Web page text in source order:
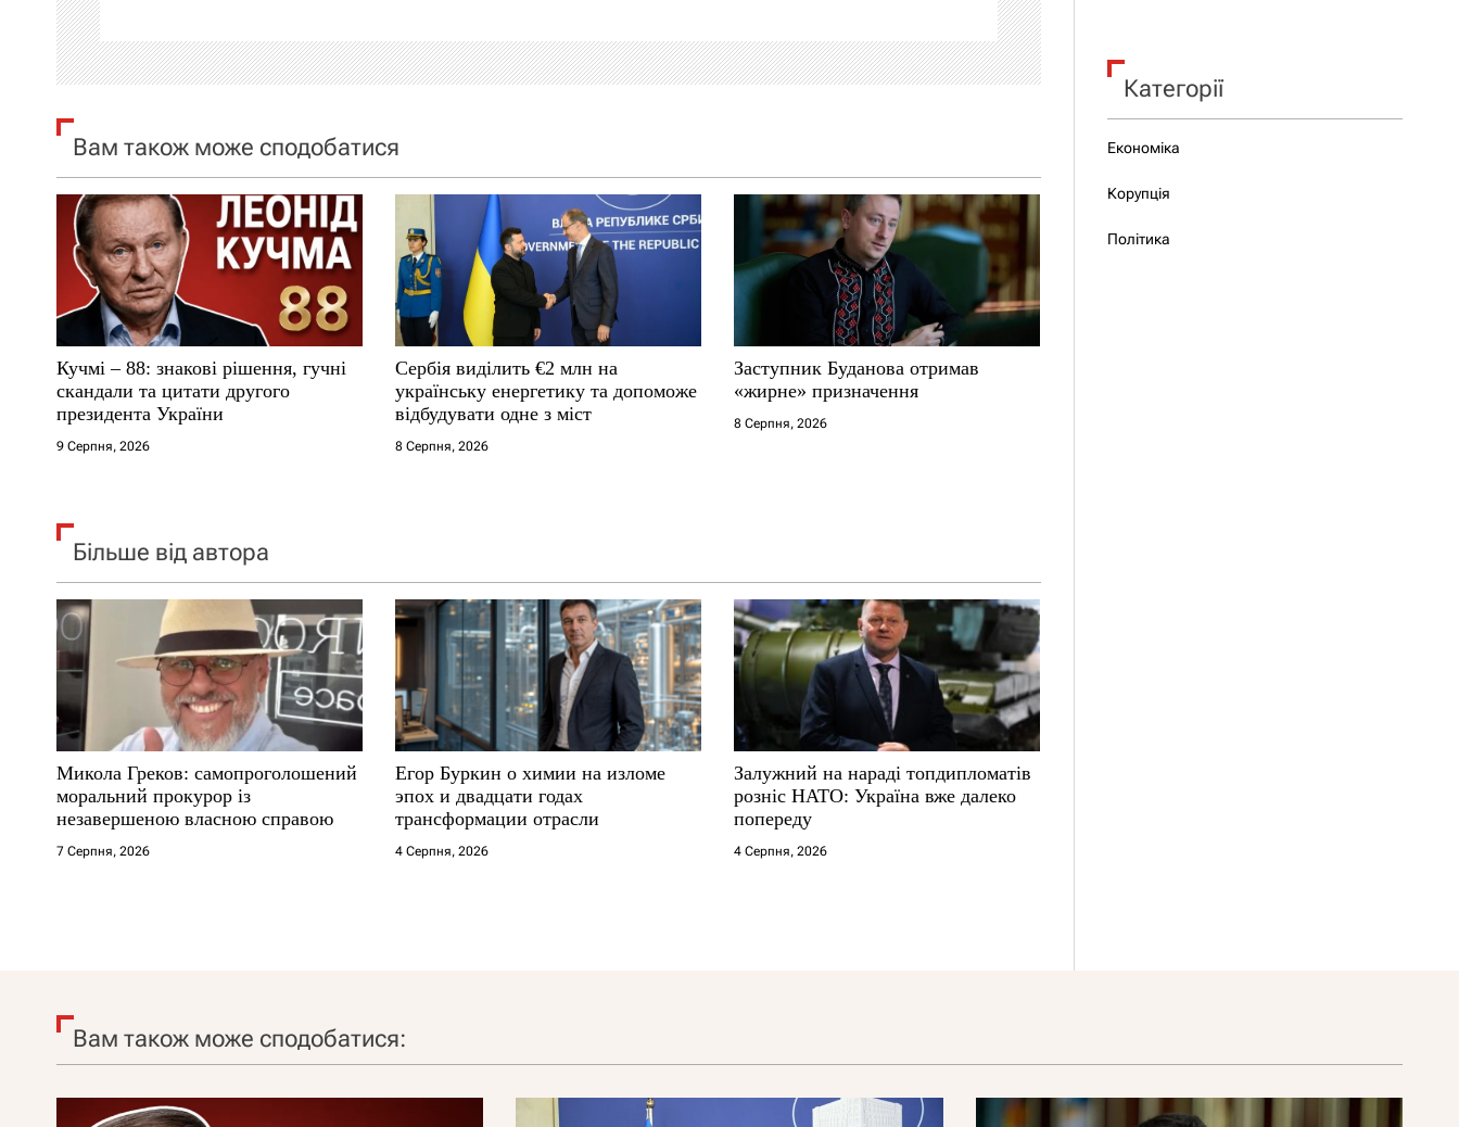
ц
і
я
а
с
і
в
Вам також може сподобатися
Кучмі – 88: знакові рішення, гучні
скандали та цитати другого
президента України
9 Серпня, 2026
Сербія виділить €2 млн на
українську енергетику та допоможе
відбудувати одне з міст
8 Серпня, 2026
Заступник Буданова отримав
«жирне» призначення
8 Серпня, 2026
Більше від автора
Микола Греков: самопроголошений
моральний прокурор із
незавершеною власною справою
7 Серпня, 2026
Егор Буркин о химии на изломе
эпох и двадцати годах
трансформации отрасли
4 Серпня, 2026
Залужний на нараді топдипломатів
розніс НАТО: Україна вже далеко
попереду
4 Серпня, 2026
Категорії
Економіка
Корупція
Політика
Вам також може сподобатися: